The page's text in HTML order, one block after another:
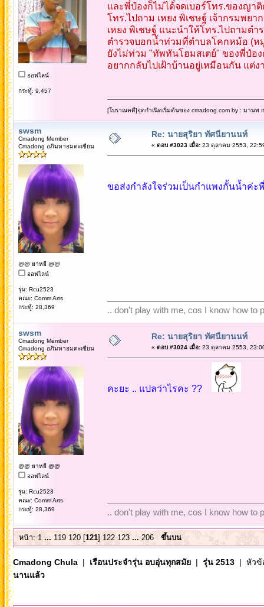
ออฟไลน์
กระทู้: 9,457
และพี่ป๋องก็ไม่ได้จดเบอร์โทร.ของญาติ
โทร.ไปถาม เหยง พิเชษฐ์ เจ้ากรมพยา
เหยง พิเชษฐ์ แนะนำให้โทร.ไปถามต
ตำรวจบอกน้ำท่วมที่ตำบลโคกหม้อ (
ยังไม่ท่วม "ทัพทันโฮมสเตย์" ของพี่ป๋อ
อยากกลับไปเฝ้าบ้านอยู่เหมือนกัน แต่ง
[โบราณคดี]จุดกำเนิดเริ่มต้นของ cmadong.com by : มานพ
swsm
Cmadong Member
Cmadong อภิมหาอมตะเซียน
@@ ยาหยี @@
ออฟไลน์
รุ่น: Rcu2523
คณะ: Comm Arts
กระทู้: 28,369
Re: นายสุริยา ทัศนียานนท์
« ตอบ #3023 เมื่อ:23 ตุลาคม 2553,
ขอส่งกำลังใจร่วมเป็นกำแพงกั้นน้ำค่ะ
.. don't play with me, cos I know how to
swsm
Cmadong Member
Cmadong อภิมหาอมตะเซียน
@@ ยาหยี @@
ออฟไลน์
รุ่น: Rcu2523
คณะ: Comm Arts
กระทู้: 28,369
Re: นายสุริยา ทัศนียานนท์
« ตอบ #3024 เมื่อ:23 ตุลาคม 2553,
คะยะ .. แปลว่าไรคะ ??
.. don't play with me, cos I know how to
หน้า:1 ... 119 120[121]122 123 ...206 ขึ้นบน
Cmadong Chula| เรือนประจำรุ่น อบอุ่นทุกสมัย| รุ่น 2513| หัวข้
นานแล้ว